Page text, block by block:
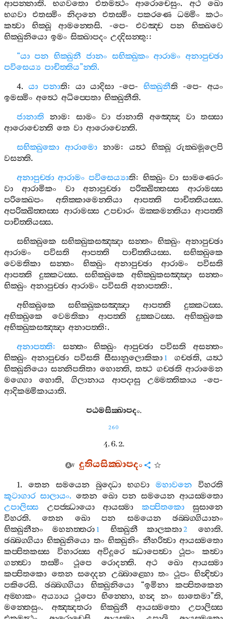
ආපන‍්නාති.භගවතො එතමත්‍ථං ආරොචෙසුං. අථ
ඛො
භගවා
එතස‍්මිං නිදානෙ එතස‍්මිං පකරණෙ ධම‍්මිං
කථං
කත්‍වා
භික‍්ඛූ ආමන‍්තෙසි. -පෙ- එවඤ‍්ච පන
භික‍්ඛවෙ
භික‍්ඛුනියො ඉමං සික‍්ඛාපදං උද‍්දිසන‍්තු::
“යා පන භික‍්ඛුනී ජානං සභික‍්ඛුකං ආරාමං අනාපුච‍්ඡා
පවිසෙය්‍ය පාචිත‍්තිය”න‍්ති.
4. යා පනාති: යා යාදිසා-පෙ- භික‍්ඛුනීති -පෙ- අයං
ඉමස‍්මිං අත්‍ථෙ අධිප‍්පෙතා භික‍්ඛුනීති.
ජානාති
නාම:සාමං වා ජානාති අඤ‍්ඤෙ වා තස‍්සා
ආරොචෙන‍්ති තෙ වා ආරොචෙන‍්ති.
සභික‍්ඛුකො ආරාමො නාම: යත්‍ථ භික‍්ඛූ රුක‍්ඛමූලෙපි
වසන‍්ති.
අනාපුච‍්ඡා ආරාමං පවිසෙය්‍යාති: භික‍්ඛුං වා සාමණෙරං
වා
ආරාමිකං වා අනාපුච‍්ඡා පරික‍්ඛිත‍්තස‍්ස
ආරාමස‍්ස
පරික‍්ඛෙපං
අතික‍්කාමෙන‍්තියා ආපත‍්ති පාචිත‍්තියස‍්ස.
අපරික‍්ඛිත‍්තස‍්ස ආරාමස‍්ස උපචාරං ඔක‍්කමන‍්තියා ආපත‍්ති
පාචිත‍්තියස‍්ස.
සභික‍්ඛුකෙ සභික‍්ඛුකසඤ‍්ඤා සන‍්තං භික‍්ඛුං අනාපුච‍්ඡා
ආරාමං
පවිසති ආපත‍්ති පාචිත‍්තියස‍්ස. සභික‍්ඛුකෙ
වෙමතිකා
සන‍්තං භික‍්ඛුං අනාපුච‍්ඡා ආරාමං
පවිසති
ආපත‍්ති
දුක‍්කටස‍්ස. සභික‍්ඛුකෙ අභික‍්ඛුකසඤ‍්ඤා
සන‍්තං
භික‍්ඛුං අනාපුච‍්ඡා ආරාමං පවිසති අනාපත‍්ති:.
අභික‍්ඛුකෙ
සභික‍්ඛුකසඤ‍්ඤා ආපත‍්ති දුක‍්කටස‍්ස.
අභික‍්ඛුකෙ
වෙමතිකා ආපත‍්ති දුක‍්කටස‍්ස. අභික‍්ඛුකෙ
අභික‍්ඛුකසඤ‍්ඤා අනාපත‍්ති:.
අනාපත‍්ති: සන‍්තං භික‍්ඛුං ආපුච‍්ඡා පවිසති
අසන‍්තං
භික‍්ඛුං අනාපුච‍්ඡා පවිසති සීසානුලොකිකා 1 ගච‍්ඡති,යත්‍ථ
භික‍්ඛුනියො සන‍්නිපතිතා හොන‍්ති,තත්‍ථ ගච‍්ඡති ආරාමෙන
මග‍්ගො
හොති, ගිලානාය ආපදාසු උම‍්මත‍්තිකාය -පෙ-
ආදිකම‍්මිකායාති.
පඨමසික‍්ඛාපදං.
260
4. 6. 2.
දුතියසික‍්ඛාපදං
1. තෙන සමයෙන බුද‍්ධො භගවා මහාවනෙ
විහරති
කූටාගාර සාලායං. තෙන ඛො පන සමයෙන ආයස‍්මතො
උපාලිස‍්ස
උපජ‍්ඣායො ආයස‍්මා කප‍්පිතකො
සුසානෙ
විහරති.තෙන ඛො පන සමයෙන
ඡබ‍්බග‍්ගියානං
භික‍්ඛුනීනං
මහනත‍්තරා 1 භික‍්ඛුනී කාලකතා2 හොති.
ඡබ‍්බග‍්ගියා භික‍්ඛුනියො තං භික‍්ඛුනිං නීහරිත්‍වා ආයස‍්මතො
කප‍්පිතකස‍්ස
විහාරස‍්ස අවිදූරෙ ඣාපෙත්‍වා ථූපං
කත්‍වා
ගන‍්ත්‍වා
තස‍්මිං ථූපෙ රොදන‍්ති.අථ ඛො
ආයස‍්මා
කප‍්පිතකො තෙන සද‍්දෙන උබ‍්බාළ‍්හො තං ථූපං භින්‍දිත්‍වා
පකිරෙසි. ඡබ‍්බග‍්ගියා භික‍්ඛුනියො “ඉමිනා
කප‍්පිතකෙන
අම‍්හාකං අය්‍යාය ථූපො භින‍්නො,හන්‍ද නං ඝාතෙමා”ති,
මන‍්තෙසුං. අඤ‍්ඤතරා භික‍්ඛුනී ආයස‍්මතො
උපාලිස‍්ස